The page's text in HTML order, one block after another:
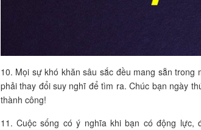
10. Mọi sự khó khăn sâu sắc đều mang sẵn trong
phải thay đổi suy nghĩ để tìm ra. Chúc bạn ngày
thành công!
11. Cuộc sống có ý nghĩa khi bạn có động lực,